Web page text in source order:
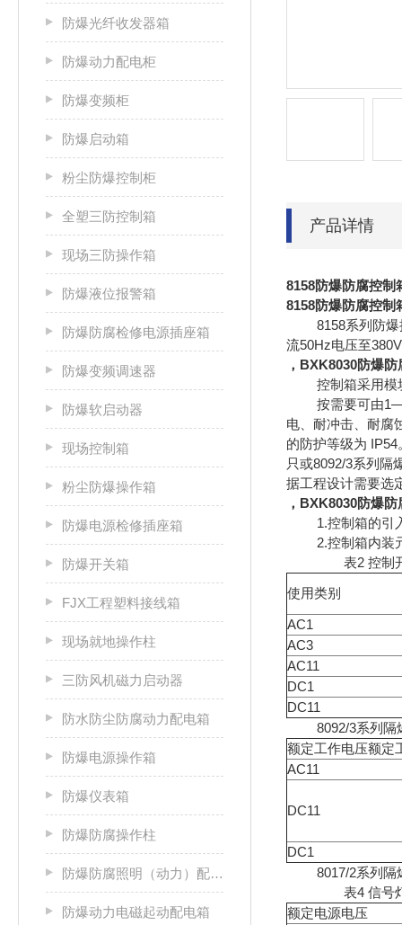
防爆光纤收发器箱
防爆动力配电柜
防爆变频柜
防爆启动箱
粉尘防爆控制柜
全塑三防控制箱
现场三防操作箱
防爆液位报警箱
防爆防腐检修电源插座箱
防爆变频调速器
防爆软启动器
现场控制箱
粉尘防爆操作箱
防爆电源检修插座箱
防爆开关箱
FJX工程塑料接线箱
现场就地操作柱
三防风机磁力启动器
防水防尘防腐动力配电箱
防爆电源操作箱
防爆仪表箱
防爆防腐操作柱
防爆防腐照明（动力）配电箱
防爆动力电磁起动配电箱
产品详情
8158防爆防腐控制
8158防爆防腐控制
8158系列防爆控
流50Hz电压至
，BXK8030防爆
控制箱采用模块
按需要可由1—10
电、耐冲击、耐腐
的防护等级为
只或8092/3系列隔
据工程设计需要选
，BXK8030防爆
1.控制箱的引入
2.控制箱内装元
表2 控制开
使用类别
AC1
AC3
AC11
DC1
DC11
8092/3系列隔爆
额定工作电压额定
AC11
DC11
DC1
8017/2系列隔
表4 信号灯
额定电源电压